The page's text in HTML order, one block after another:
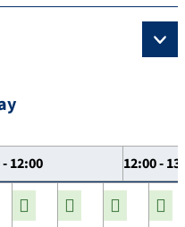
12:00 12:00 -